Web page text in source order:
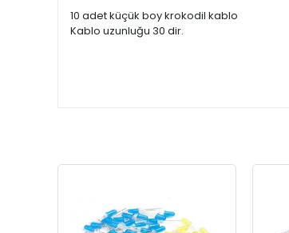
10 adet küçük boy krokodil kablo
Kablo uzunluğu 30 dir.